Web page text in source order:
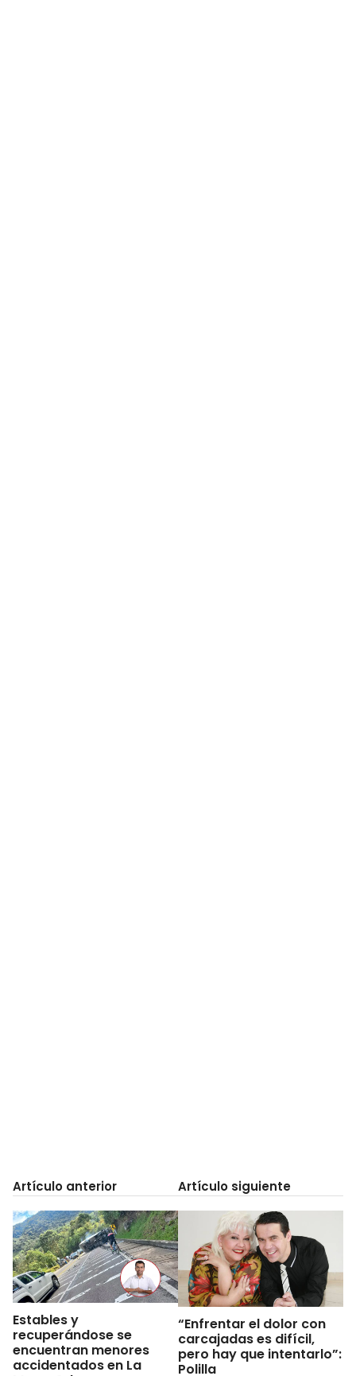
Artículo anterior
Estables y
recuperándose se
encuentran menores
accidentados en La
Artículo siguiente
“Enfrentar el dolor con
carcajadas es difícil,
pero hay que intentarlo”:
Polilla